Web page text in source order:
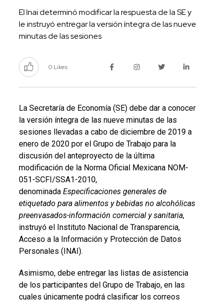
El Inai determinó modificar la respuesta de la SE y
le instruyó entregar la versión íntegra de las nueve
minutas de las sesiones
0 Likes
La Secretaría de Economía (SE) debe dar a conocer
la versión íntegra de las nueve minutas de las
sesiones llevadas a cabo de diciembre de 2019 a
enero de 2020 por el Grupo de Trabajo para la
discusión del anteproyecto de la última
modificación de la Norma Oficial Mexicana NOM-
051-SCFI/SSA1-2010,
denominada Especificaciones generales de
etiquetado para alimentos y bebidas no alcohólicas
preenvasados-información comercial y sanitaria,
instruyó el Instituto Nacional de Transparencia,
Acceso a la Información y Protección de Datos
Personales (INAI).
Asimismo, debe entregar las listas de asistencia
de los participantes del Grupo de Trabajo, en las
cuales únicamente podrá clasificar los correos